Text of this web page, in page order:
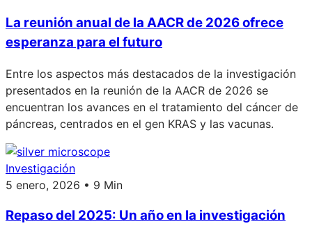
La reunión anual de la AACR de 2026 ofrece
esperanza para el futuro
Entre los aspectos más destacados de la investigación
presentados en la reunión de la AACR de 2026 se
encuentran los avances en el tratamiento del cáncer de
páncreas, centrados en el gen KRAS y las vacunas.
Investigación
5 enero, 2026 • 9 Min
Repaso del 2025: Un año en la investigación